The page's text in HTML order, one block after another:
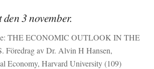
3 november.
THE ECONOMIC OUTLOOK IN THE
Föredrag av Dr. Alvin H Hansen,
Economy, Harvard University (109)